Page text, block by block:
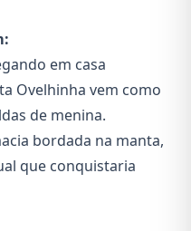
em casa
Ovelhinha vem como
de menina.
bordada na manta,
que conquistaria